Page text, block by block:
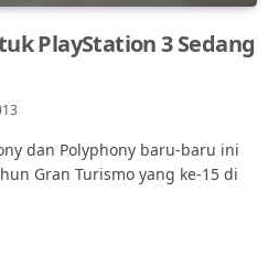
PlayStation 3 Sedang
dan Polyphony baru-baru ini
Gran Turismo yang ke-15 di